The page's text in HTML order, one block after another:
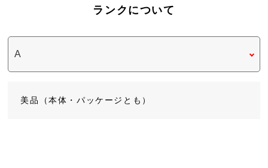
ランクについて
美品（本体・パッケージとも）